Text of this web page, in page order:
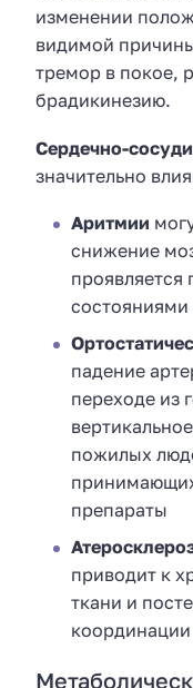
изменении
видимой
тремор в покое,
брадикинезию.
Сердечно-
значительно
Аритмии
снижение
падение
переходе из
пожилых
препараты
приводит к
ткани и